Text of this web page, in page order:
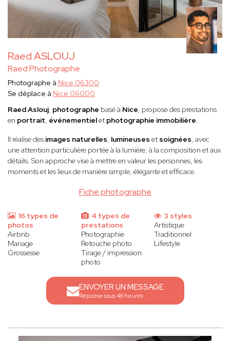
Raed ASLOUJ
Raed Photographe
Fiche photographe
Photographe à Nice 06300
Se déplace à Nice 06000
Raed Aslouj, photographe basé à Nice, propose des prestations
en portrait, événementielet photographie immobilière.
Il réalise des images naturelles, lumineuses et soignées, avec
une attention particulière portée à la lumière, à la composition et aux
détails. Son approche vise à mettre en valeur les personnes, les
moments et les lieux de manière simple, élégante et efficace.
16 types de
photos
Airbnb
Mariage
Grossesse
4 types de
prestations
Photographie
Retouche photo
Tirage / impression
photo
3 styles
Artistique
Traditionnel
Lifestyle
ENVOYER UN MESSAGE
Réponse sous 48 heures